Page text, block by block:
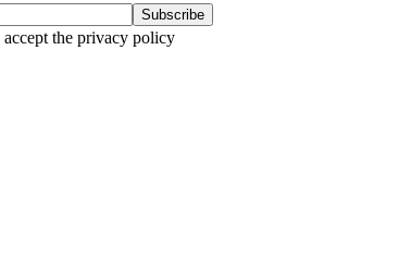
accept the privacy policy